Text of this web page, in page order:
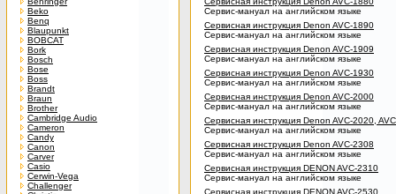
Beko
Benq
Blaupunkt
BOBCAT
Bork
Bosch
Bose
Boss
Brandt
Braun
Brother
Cambridge Audio
Cameron
Candy
Canon
Carver
Casio
Cerwin-Vega
Challenger
Сервис-мануал на английском языке
Сервисная инструкция Denon AVC-1890
Сервис-мануал на английском языке
Сервисная инструкция Denon AVC-1909
Сервис-мануал на английском языке
Сервисная инструкция Denon AVC-1930
Сервис-мануал на английском языке
Сервисная инструкция Denon AVC-2000
Сервис-мануал на английском языке
Сервисная инструкция Denon AVC-2020,
Сервис-мануал на английском языке
Сервисная инструкция Denon AVC-2308
Сервис-мануал на английском языке
Сервисная инструкция DENON AVC-2310
Сервис-мануал на английском языке
Сервисная инструкция DENON AVC-2530